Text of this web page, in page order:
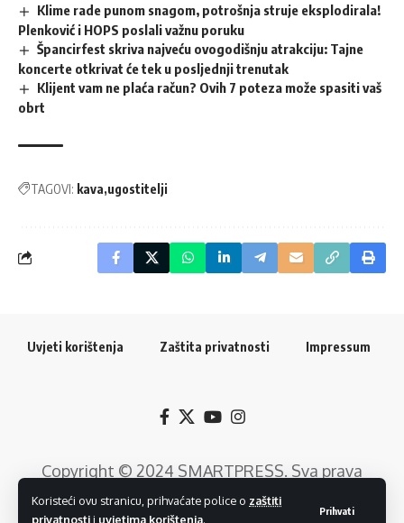
Koristeći ovu stranicu, prihvaćate police o zaštiti
privatnostii uvjetima korištenja.
Prihvati
Klime rade punom snagom, potrošnja struje eksplodirala!
Plenković i HOPS poslali važnu poruku
Špancirfest skriva najveću ovogodišnju atrakciju: Tajne
koncerte otkrivat će tek u posljednji trenutak
Klijent vam ne plaća račun? Ovih 7 poteza može spasiti vaš
obrt
TAGOVI: kava ugostitelji
Uvjeti korištenja Zaštita privatnosti Impressum
Copyright © 2024 SMARTPRESS. Sva prava
pridržana. Razvoj web rješenja:GTrends -